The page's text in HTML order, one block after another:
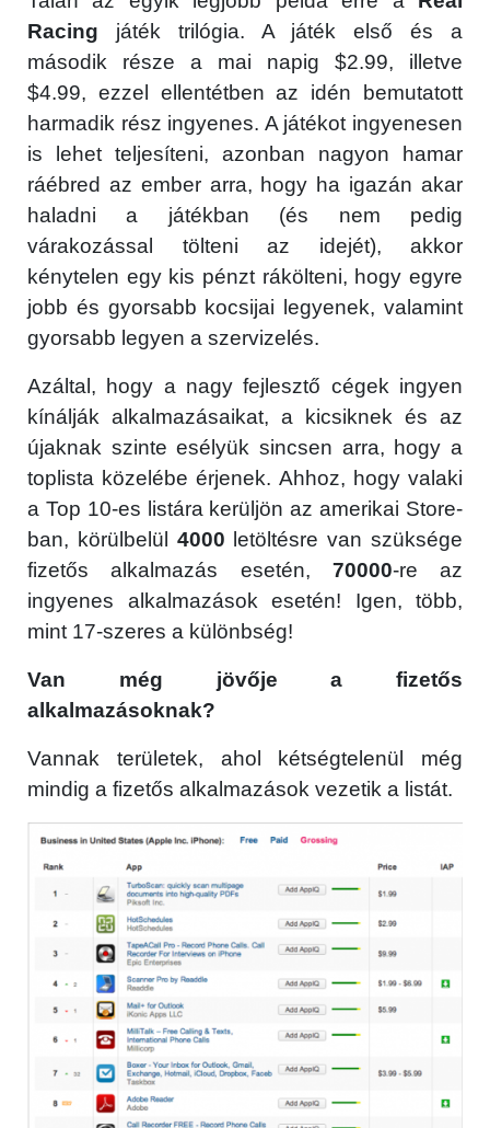
Racing játék trilógia. A játék első és a
második része a mai napig $2.99, illetve
$4.99, ezzel ellentétben az idén bemutatott
harmadik rész ingyenes. A játékot ingyenesen
is lehet teljesíteni, azonban nagyon hamar
ráébred az ember arra, hogy ha igazán akar
haladni a játékban (és nem pedig
várakozással tölteni az idejét), akkor
kénytelen egy kis pénzt rákölteni, hogy egyre
jobb és gyorsabb kocsijai legyenek, valamint
gyorsabb legyen a szervizelés.
Azáltal, hogy a nagy fejlesztő cégek ingyen
kínálják alkalmazásaikat, a kicsiknek és az
újaknak szinte esélyük sincsen arra, hogy a
toplista közelébe érjenek. Ahhoz, hogy valaki
a Top 10-es listára kerüljön az amerikai Store-
ban, körülbelül 4000 letöltésre van szüksége
fizetős alkalmazás esetén, 70000-re az
ingyenes alkalmazások esetén! Igen, több,
mint 17-szeres a különbség!
Van még jövője a fizetős
alkalmazásoknak?
Vannak területek, ahol kétségtelenül még
mindig a fizetős alkalmazások vezetik a listát.